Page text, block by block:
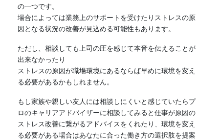
の一つです。
場合によっては業務上のサポートを受けたりストレスの原
因となる状況の改善が見込める可能性もあります。
ただし、相談しても上司の圧を感じて本音を伝えることが
出来なかったり
ストレスの原因が職場環境にあるならば早めに環境を変え
る必要があるかもしれません。
もし家族や親しい友人には相談しにくいと感じていたらプ
ロのキャリアアドバイザーに相談してみると仕事が原因の
ストレス改善に繋がるアドバイスをくれたり、環境を変え
る必要がある場合はあなたに合った働き方の選択肢を提案